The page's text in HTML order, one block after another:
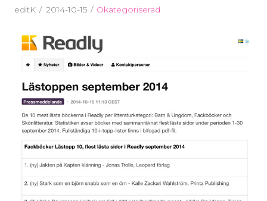
editK 2014-10-15 Okategoriserad